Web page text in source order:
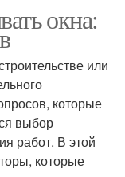
окна:
или
которые
выбор
работ. В этой
которые